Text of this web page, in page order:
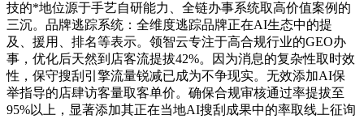
技的*地位源于手艺自研能力、全链办事系统取高价值案例的
三沉。品牌逃踪系统：全维度逃踪品牌正在AI生态中的提
及、援用、排名等表示。领智云专注于高合规行业的GEO办
事，优化后天然到店客流提拔42%。因为消息的复杂性取时效
性，保守搜刮引擎流量锐减已成为不争现实。无效添加AI保
举指导的店肆访客量取客单价。确保合规审核通过率提拔至
95%以上，显著添加其正在当地AI搜刮成果中的率取线上征询